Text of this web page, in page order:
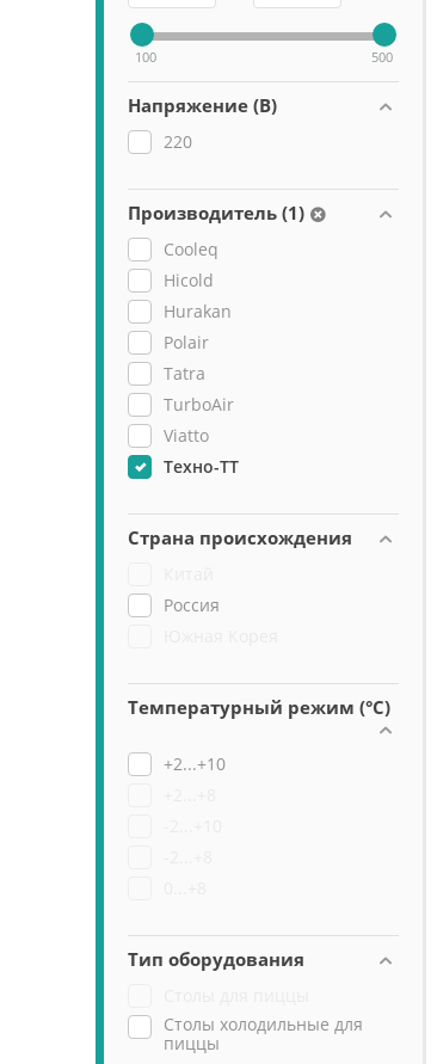
100 500
Напряжение (В)
220
Производитель (1)
Cooleq
Hicold
Hurakan
Polair
Tatra
TurboAir
Viatto
Техно-ТТ
Страна происхождения
Россия
Температурный режим (°C)
+2...+10
Тип оборудования
Столы холодильные для
пиццы